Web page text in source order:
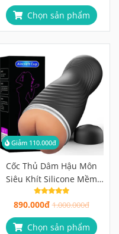
Chọn sản phẩm
Giảm 110.000đ
Cốc Thủ Dâm Hậu Môn
Siêu Khít Silicone Mềm
Mại, Gân Gai Kích Thích
Tối Đa
890.000đ 1.000.000đ
Chọn sản phẩm